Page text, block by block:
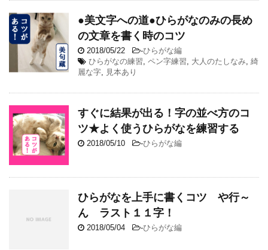
●美文字への道●ひらがなのみの長め
の文章を書く時のコツ
2018/05/22 -ひらがな編
ひらがなの練習, ペン字練習, 大人のたしなみ, 綺
麗な字, 見本あり
すぐに結果が出る！字の並べ方のコ
ツ★よく使うひらがなを練習する
2018/05/10 -ひらがな編
ひらがなを上手に書くコツ や行～
ん ラスト１１字！
2018/05/04 -ひらがな編